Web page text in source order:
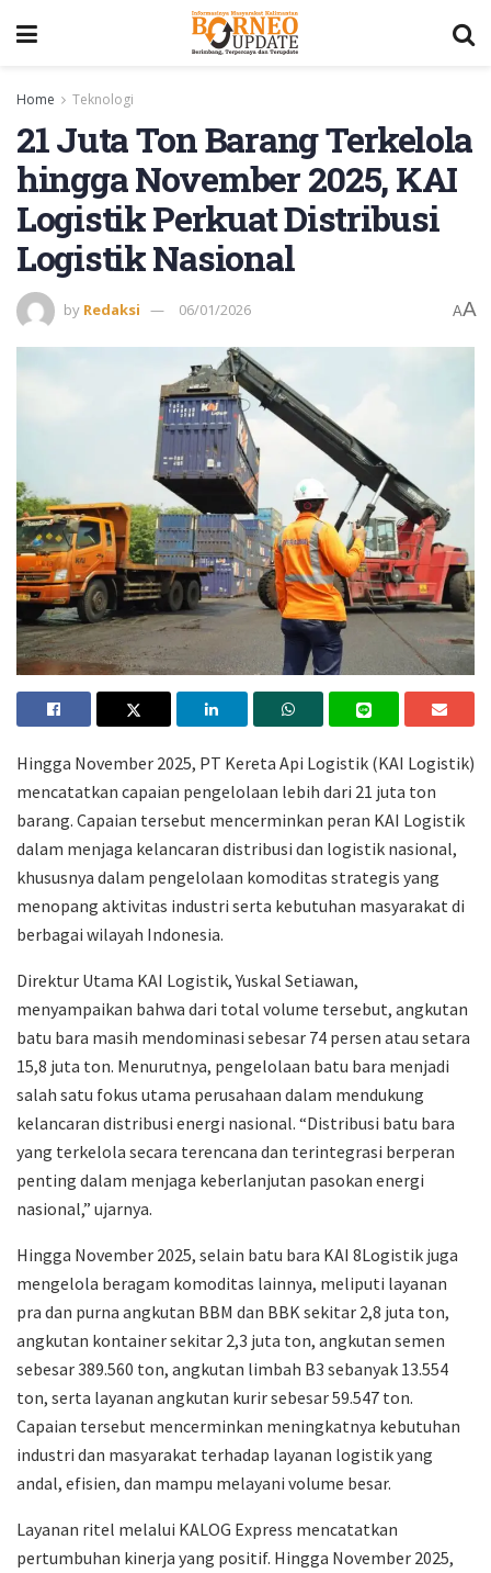
Home Teknologi
21 Juta Ton Barang Terkelola
hingga November 2025, KAI
Logistik Perkuat Distribusi
Logistik Nasional
by Redaksi 06/01/2026 AA
Hingga November 2025, PT Kereta Api Logistik (KAI Logistik)
mencatatkan capaian pengelolaan lebih dari 21 juta ton
barang. Capaian tersebut mencerminkan peran KAI Logistik
dalam menjaga kelancaran distribusi dan logistik nasional,
khususnya dalam pengelolaan komoditas strategis yang
menopang aktivitas industri serta kebutuhan masyarakat di
berbagai wilayah Indonesia.
Direktur Utama KAI Logistik, Yuskal Setiawan,
menyampaikan bahwa dari total volume tersebut, angkutan
batu bara masih mendominasi sebesar 74 persen atau setara
15,8 juta ton. Menurutnya, pengelolaan batu bara menjadi
salah satu fokus utama perusahaan dalam mendukung
kelancaran distribusi energi nasional. “Distribusi batu bara
yang terkelola secara terencana dan terintegrasi berperan
penting dalam menjaga keberlanjutan pasokan energi
nasional,” ujarnya.
Hingga November 2025, selain batu bara KAI 8Logistik juga
mengelola beragam komoditas lainnya, meliputi layanan
pra dan purna angkutan BBM dan BBK sekitar 2,8 juta ton,
angkutan kontainer sekitar 2,3 juta ton, angkutan semen
sebesar 389.560 ton, angkutan limbah B3 sebanyak 13.554
ton, serta layanan angkutan kurir sebesar 59.547 ton.
Capaian tersebut mencerminkan meningkatnya kebutuhan
industri dan masyarakat terhadap layanan logistik yang
andal, efisien, dan mampu melayani volume besar.
Layanan ritel melalui KALOG Express mencatatkan
pertumbuhan kinerja yang positif. Hingga November 2025,